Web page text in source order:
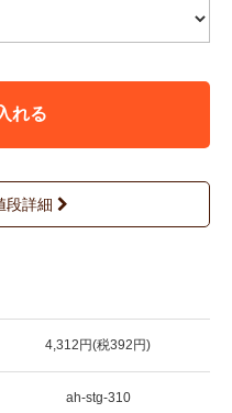
れる
段詳細
4,312円(税392円)
ah-stg-310